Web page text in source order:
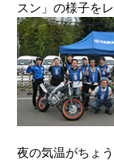
スン」の様子を
夜の気温がちょ